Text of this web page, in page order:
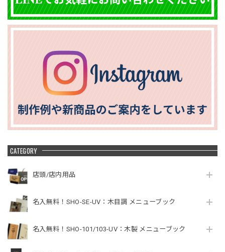
CATEGORY
店頭/店内用品
名入無料！SHO-SE-UV：木目調 メニューブック
名入無料！SHO-101/103-UV：木製 メニューブック